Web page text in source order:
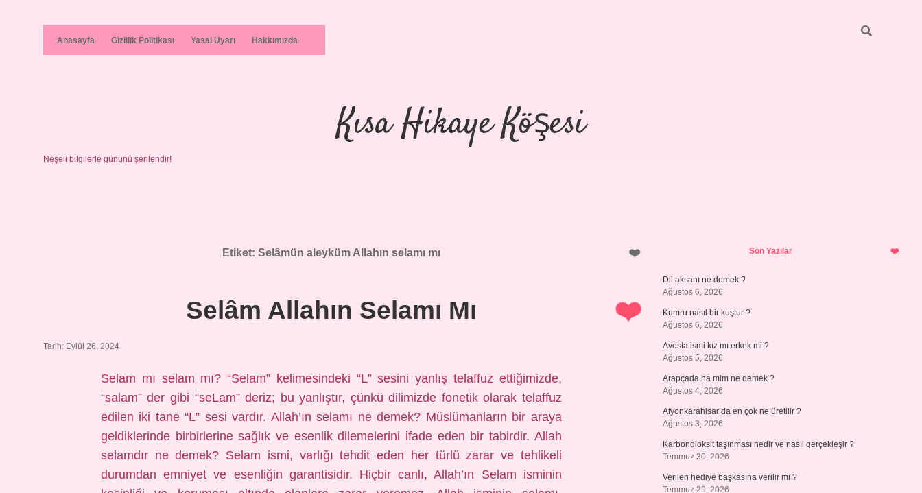
Anasayfa Gizlilik Politikası Yasal Uyarı Hakkımızda
Kısa Hikaye Köşesi
Neşeli bilgilerle gününü şenlendir!
Etiket: Selâmün aleyküm Allahın selamı mı
Selâm Allahın Selamı Mı
Tarih: Eylül 26, 2024
Selam mı selam mı? “Selam” kelimesindeki “L” sesini yanlış telaffuz ettiğimizde,
“salam” der gibi “seLam” deriz; bu yanlıştır, çünkü dilimizde fonetik olarak telaffuz
edilen iki tane “L” sesi vardır. Allah’ın selamı ne demek? Müslümanların bir araya
geldiklerinde birbirlerine sağlık ve esenlik dilemelerini ifade eden bir tabirdir. Allah
selamdır ne demek? Selam ismi, varlığı tehdit eden her türlü zarar ve tehlikeli
durumdan emniyet ve esenliğin garantisidir. Hiçbir canlı, Allah’ın Selam isminin
SidebarSon Yazılar
Dil aksanı ne demek ?
Ağustos 6, 2026
Kumru nasıl bir kuştur ?
Ağustos 6, 2026
Avesta ismi kız mı erkek mi ?
Ağustos 5, 2026
Arapçada ha mim ne demek ?
Ağustos 4, 2026
Afyonkarahisar’da en çok ne üretilir ?
Ağustos 3, 2026
Karbondioksit taşınması nedir ve nasıl gerçekleşir ?
Temmuz 30, 2026
Verilen hediye başkasına verilir mi ?
Temmuz 29, 2026